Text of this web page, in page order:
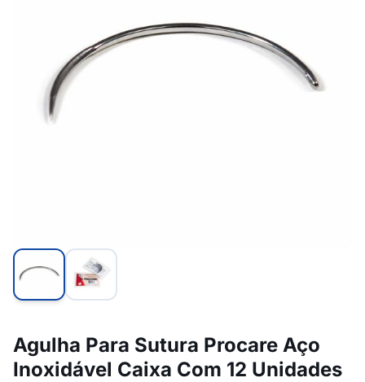
Agulha Para Sutura Procare Aço
Inoxidável Caixa Com 12 Unidades